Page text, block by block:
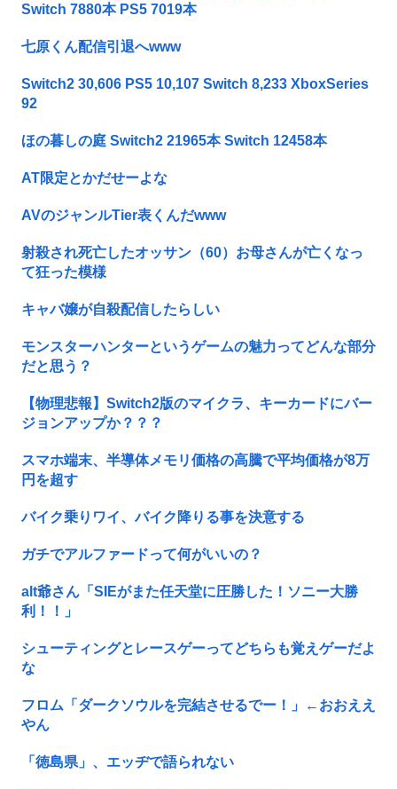
Switch 7880本 PS5 7019本
七原くん配信引退へwww
Switch2 30,606 PS5 10,107 Switch 8,233 XboxSeries
92
ほの暮しの庭 Switch2 21965本 Switch 12458本
AT限定とかだせーよな
AVのジャンルTier表くんだwww
射殺され死亡したオッサン（60）お母さんが亡くなっ
て狂った模様
キャバ嬢が自殺配信したらしい
モンスターハンターというゲームの魅力ってどんな部分
だと思う？
【物理悲報】Switch2版のマイクラ、キーカードにバー
ジョンアップか？？？
スマホ端末、半導体メモリ価格の高騰で平均価格が8万
円を超す
バイク乗りワイ、バイク降りる事を決意する
ガチでアルファードって何がいいの？
alt爺さん「SIEがまた任天堂に圧勝した！ソニー大勝
利！！」
シューティングとレースゲーってどちらも覚えゲーだよ
な
フロム「ダークソウルを完結させるでー！」←おおええ
やん
「徳島県」、エッヂで語られない